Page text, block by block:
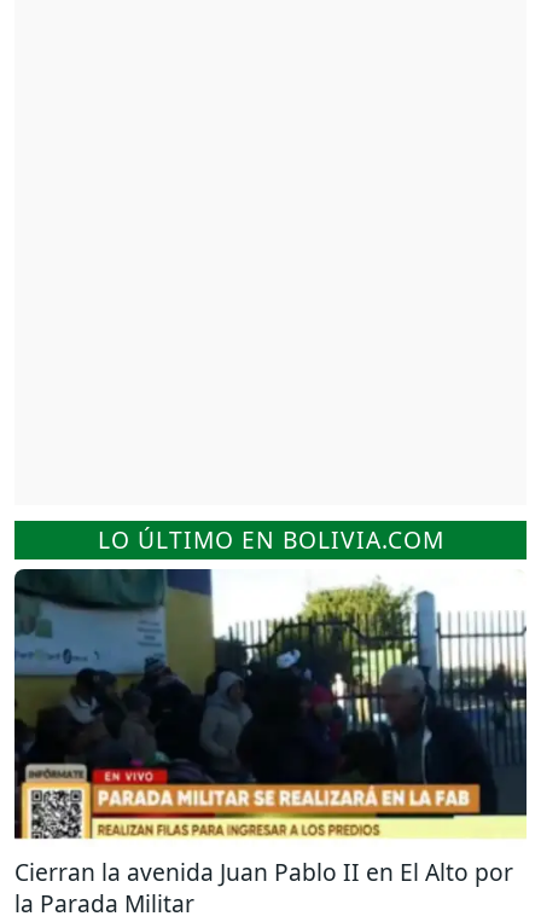
LO ÚLTIMO EN BOLIVIA.COM
Cierran la avenida Juan Pablo II en El Alto por
la Parada Militar